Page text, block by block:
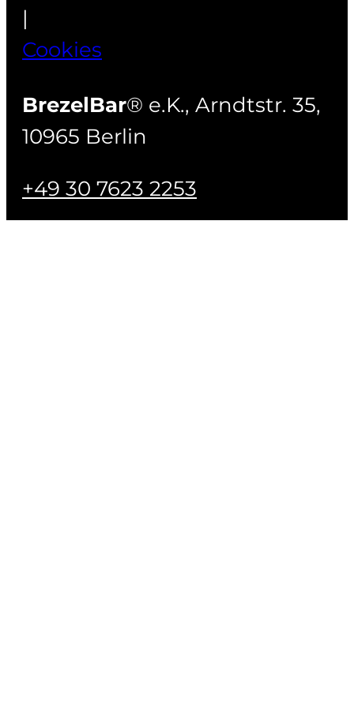
|
Cookies
BrezelBar® e.K., Arndtstr. 35,
10965 Berlin
+49 30 7623 2253